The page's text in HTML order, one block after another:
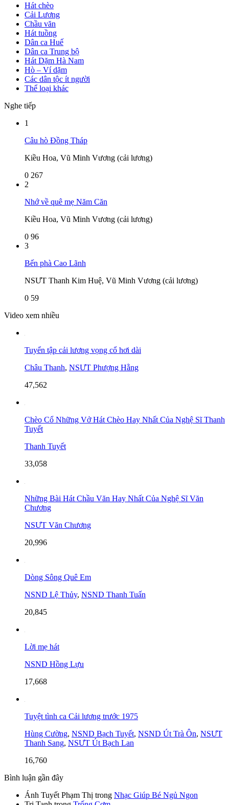
Hát chèo
Cải Lương
Chầu văn
Hát tuồng
Dân ca Huế
Dân ca Trung bộ
Hát Dặm Hà Nam
Hò – Ví dặm
Các dân tộc ít người
Thể loại khác
Nghe tiếp
1
Câu hò Đồng Tháp
Kiều Hoa, Vũ Minh Vương (cải lương)
0 267
2
Nhớ về quê mẹ Năm Căn
Kiều Hoa, Vũ Minh Vương (cải lương)
0 96
3
Bến phà Cao Lãnh
NSƯT Thanh Kim Huệ, Vũ Minh Vương (cải lương)
0 59
Video xem nhiều
Tuyển tập cải lương vọng cổ hơi dài
Châu Thanh, NSƯT Phượng Hằng
47,562
Chèo Cổ Những Vở Hát Chèo Hay Nhất Của Nghệ Sĩ Thanh
Tuyết
Thanh Tuyết
33,058
Những Bài Hát Chầu Văn Hay Nhất Của Nghệ Sĩ Văn
Chương
NSƯT Văn Chương
20,996
Dòng Sông Quê Em
NSND Lệ Thủy, NSND Thanh Tuấn
20,845
Lời mẹ hát
NSND Hồng Lựu
17,668
Tuyệt tình ca Cải lương trước 1975
Hùng Cường, NSND Bạch Tuyết, NSND Út Trà Ôn, NSƯT
Thanh Sang, NSƯT Út Bạch Lan
16,760
Bình luận gần đây
Ánh Tuyết Phạm Thị trong Nhạc Giúp Bé Ngủ Ngon